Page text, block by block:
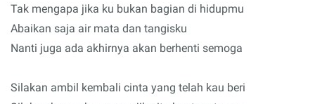
Tak mengapa jika ku bukan bagian di hidupmu
Abaikan saja air mata dan tangisku
Nanti juga ada akhirnya akan berhenti semoga
Silakan ambil kembali cinta yang telah kau beri